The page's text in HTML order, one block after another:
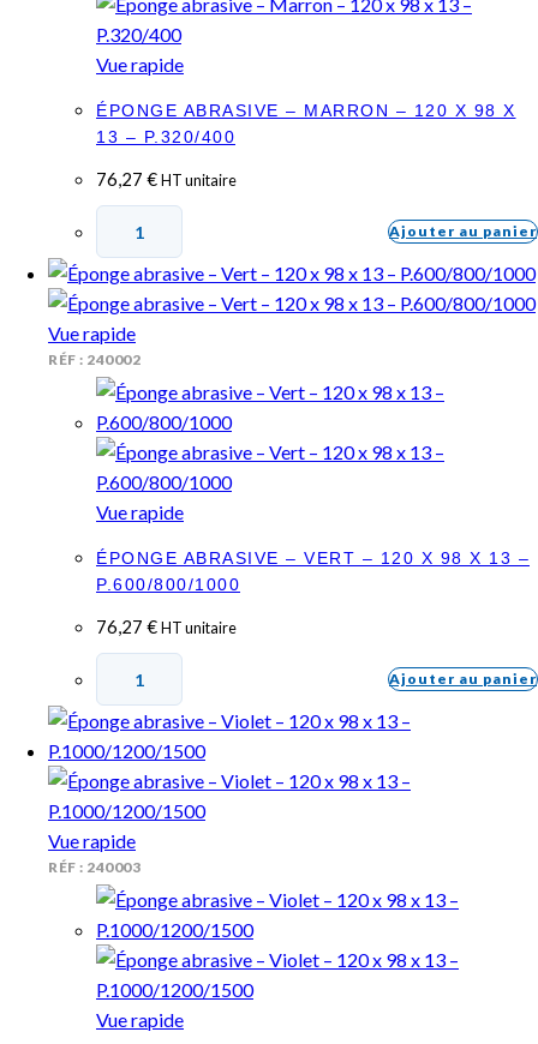
Vue rapide
ÉPONGE ABRASIVE – MARRON – 120 X 98 X
13 – P.320/400
76,27 € HT unitaire
Ajouter au panier
Vue rapide
RÉF : 240002
Vue rapide
ÉPONGE ABRASIVE – VERT – 120 X 98 X 13 –
P.600/800/1000
76,27 € HT unitaire
Ajouter au panier
Vue rapide
RÉF : 240003
Vue rapide